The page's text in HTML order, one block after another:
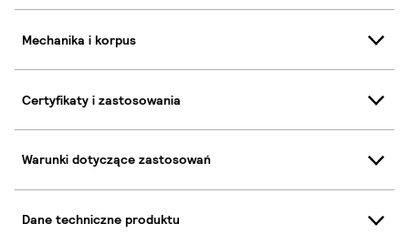
Mechanika i korpus
Certyfikaty i zastosowania
Warunki dotyczące zastosowań
Dane techniczne produktu